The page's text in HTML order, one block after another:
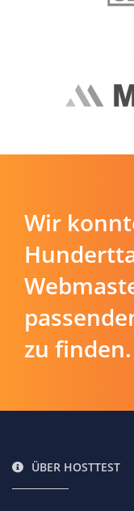
Wir
zu finden.
ÜBER HOSTTEST